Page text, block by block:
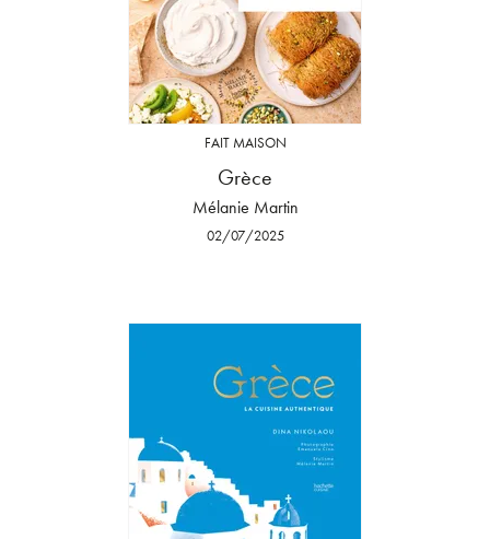
FAIT MAISON
Grèce
Mélanie Martin
02/07/2025